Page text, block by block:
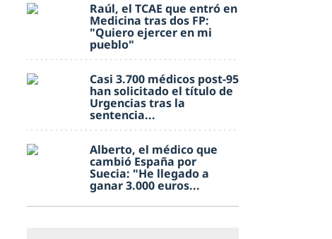
Raúl, el TCAE que entró en
Medicina tras dos FP:
"Quiero ejercer en mi
pueblo"
Casi 3.700 médicos post-95
han solicitado el título de
Urgencias tras la
sentencia...
Alberto, el médico que
cambió España por
Suecia: "He llegado a
ganar 3.000 euros...